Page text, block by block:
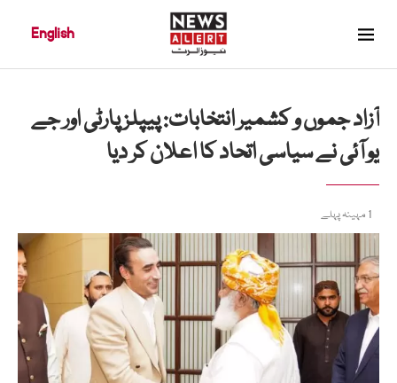
English
آزاد جموں و کشمیر انتخابات: پیپلز پارٹی اور جے
یو آئی نے سیاسی اتحاد کا اعلان کر دیا
1 مہینہ پہلے